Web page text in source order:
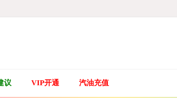
议 VIP开通 汽油充值